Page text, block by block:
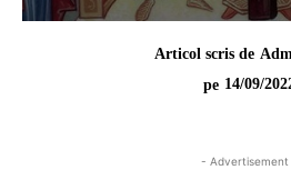
Articol scris de
pe 14/09/
- Advertisement